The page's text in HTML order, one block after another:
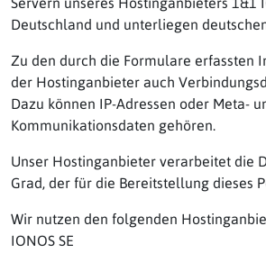
Deutschland und unterliegen
Zu den durch die Formulare erfassten
der Hostinganbieter auch
Dazu können IP-Adressen oder Meta-
Kommunikationsdaten gehören.
Unser Hostinganbieter verarbeitet die
Grad, der für die Bereitstellung dieses
Wir nutzen den folgenden
IONOS SE